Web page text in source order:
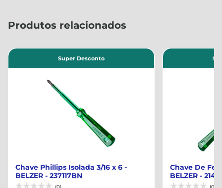
Produtos relacionados
Chave Phillips Isolada 3/16 x 6 -
BELZER - 237117BN
Super Desconto
Chave De
BELZER -